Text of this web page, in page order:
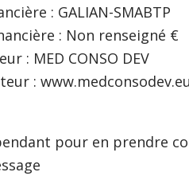
: GALIAN-SMABTP
: Non renseigné €
: MED CONSO DEV
: www.medconsodev.eu
pour en prendre